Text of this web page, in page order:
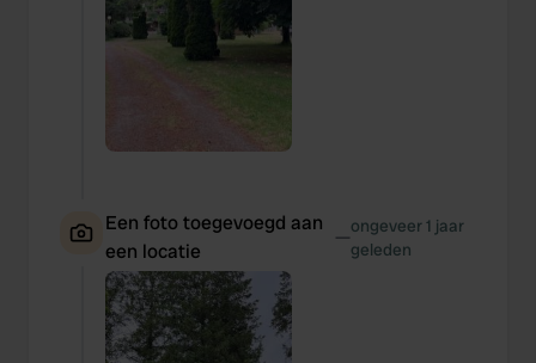
Een foto toegevoegd aan
een locatie
—ongeveer 1 jaar
geleden